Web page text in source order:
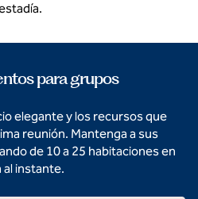
para grupos
elegante y los recursos que
reunión. Mantenga a sus
de 10 a 25 habitaciones en
al instante.